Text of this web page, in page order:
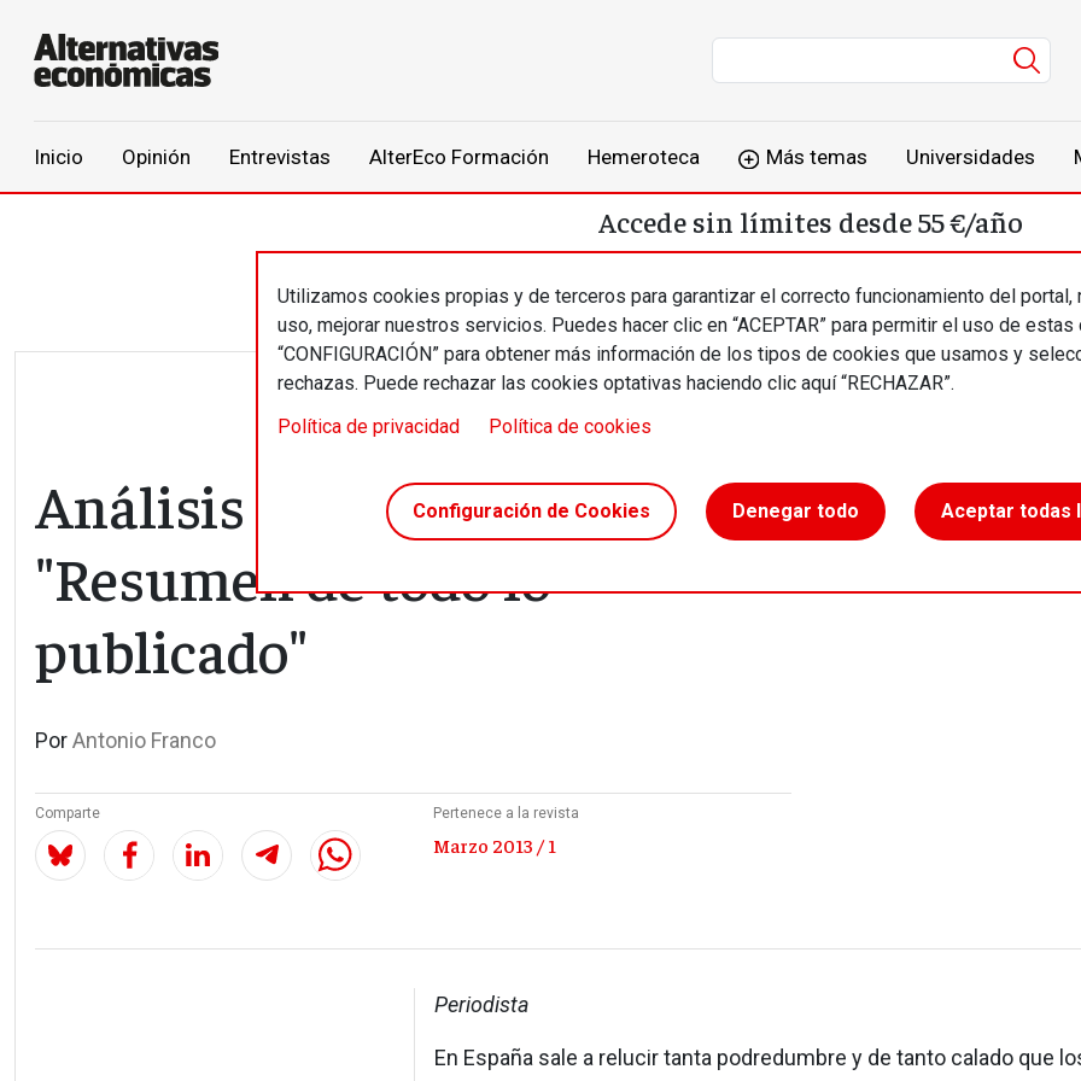
Inicio Opinión Entrevistas AlterEco Formación Hemeroteca Más temas Universidades
Utilizamos cookies propias y de terceros para garantizar el correcto funcionamiento del
uso, mejorar nuestros servicios. Puedes hacer clic en “ACEPTAR” para permitir el uso de
“CONFIGURACIÓN” para obtener más información de los tipos de cookies que usamos y
rechazas. Puede rechazar las cookies optativas haciendo clic aquí “RECHAZAR”.
Política de privacidad
Política de cookies
Configuración de Cookies Denegar todo Aceptar todas
Accede sin límites desde 55 €/año
Análisis de Antonio Franco:
"Resumen de todo lo
publicado"
PorAntonio Franco
Comparte Pertenece a la revista
Marzo 2013 / 1
Periodista
En España sale a relucir tanta podredumbre y de tanto calado que